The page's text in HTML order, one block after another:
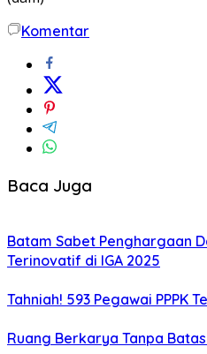
Komentar
Baca Juga
Batam Sabet Penghargaan
Terinovatif di IGA 2025
Tahniah! 593 Pegawai PPPK
Ruang Berkarya Tanpa